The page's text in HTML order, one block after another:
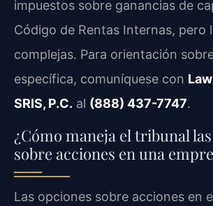
impuestos sobre ganancias de
Código de Rentas Internas, pero
complejas. Para orientación
específica, comuníquese con
SRIS, P.C. al (888) 437-7747.
¿Cómo maneja el tribunal
sobre acciones en una
Las opciones sobre acciones en